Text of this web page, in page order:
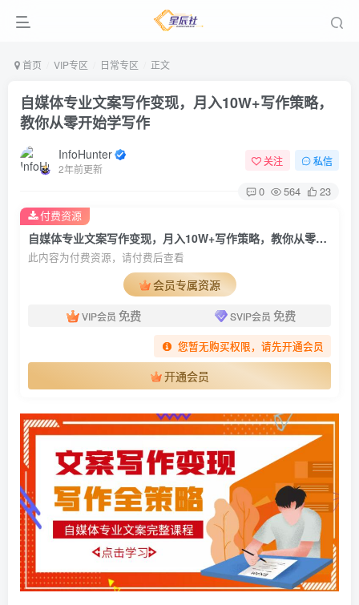
首页 VIP专区 日常专区 正文
自媒体专业文案写作变现，月入10W+写作策略，
教你从零开始学写作
InfoHunter
2年前更新
关注 私信
0 564 23
自媒体专业文案写作变现，月入10W+写作策略，教你从零开始学写作
此内容为付费资源，请付费后查看
会员专属资源
VIP会员 免费 SVIP会员 免费
您暂无购买权限，请先开通会员
开通会员
付费资源